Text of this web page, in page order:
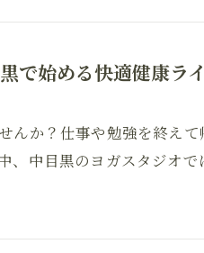
で始める快適健康ラ
んか？仕事や勉強を終え
、中目黒のヨガスタジオ